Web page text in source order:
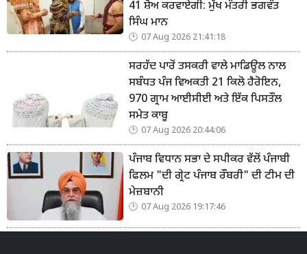
41 ਸ਼ੋਅ ਕਰਵਾਏਗੀ: ਮੁੱਖ ਮੰਤਰੀ ਭਗਵੰਤ
ਸਿੰਘ ਮਾਨ
07 Aug 2026 21:41:18
ਸਰਹੱਦ ਪਾਰੋਂ ਤਸਕਰੀ ਵਾਲੇ ਮਾਡਿਊਲ ਨਾਲ
ਸਬੰਧਤ ਪੰਜ ਵਿਅਕਤੀ 21 ਕਿਲੋ ਹੈਰੋਇਨ,
970 ਗ੍ਰਾਮ ਆਈਸੀਈ ਅਤੇ ਇੱਕ ਪਿਸਤੌਲ
ਸਮੇਤ ਕਾਬੂ
07 Aug 2026 20:44:06
ਪੰਜਾਬ ਵਿਧਾਨ ਸਭਾ ਦੇ ਸਪੀਕਰ ਵੱਲੋਂ ਪੰਜਾਬੀ
ਫਿਲਮ "ਦੀ ਗ੍ਰੇਟ ਪੰਜਾਬ ਰੌਬਰੀ" ਦੀ ਟੀਮ ਦੀ
ਮੇਜ਼ਬਾਨੀ
07 Aug 2026 19:17:46